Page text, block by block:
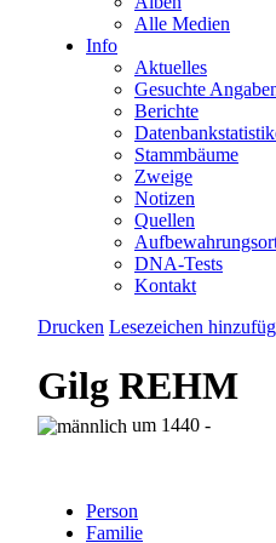
Alle Medien
Info
Aktuelles
Gesuchte
Berichte
Stammbäume
Zweige
Notizen
Quellen
DNA-Tests
Kontakt
Drucken Lesezeichen
Gilg REHM
um 1440 -
Person
Familie